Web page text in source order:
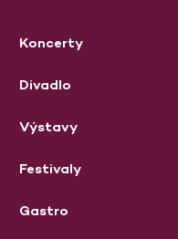
Koncerty
Divadlo
Výstavy
Festivaly
Gastro